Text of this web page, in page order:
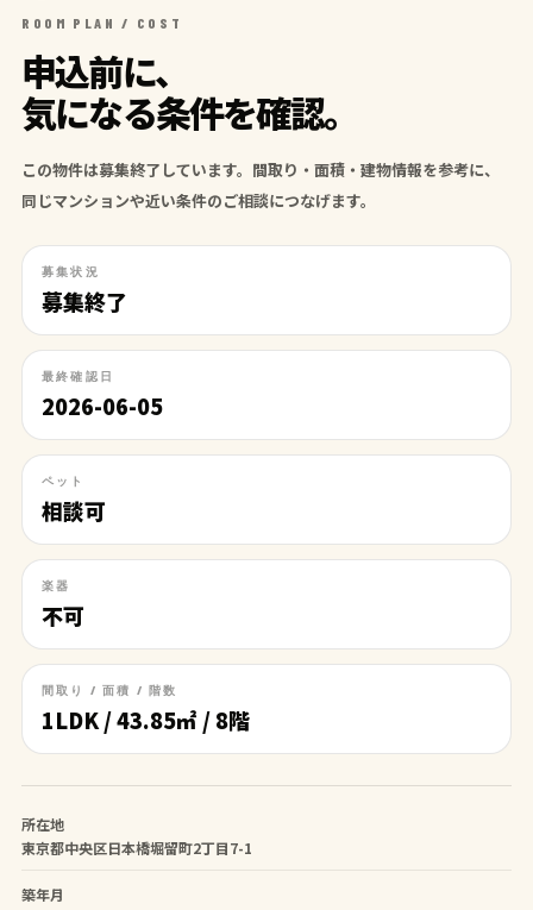
ROOM PLAN / COST
申込前に、
気になる条件を確認。
この物件は募集終了しています。間取り・面積・建物情報を参考に、
同じマンションや近い条件のご相談につなげます。
募集状況
募集終了
最終確認日
2026-06-05
ペット
相談可
楽器
不可
間取り / 面積 / 階数
1LDK / 43.85㎡ / 8階
所在地
東京都中央区日本橋堀留町2丁目7-1
築年月